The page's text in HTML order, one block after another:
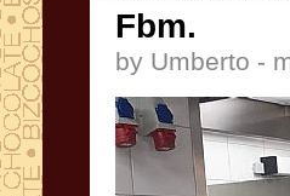
Fbm.
by Umberto -